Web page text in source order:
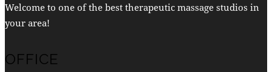
Welcome to one of the best therapeutic massage studios in
your area!
OFFICE